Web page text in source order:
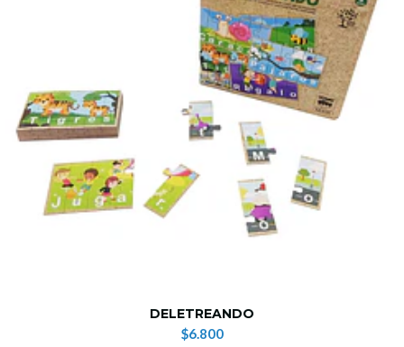
DELETREANDO
$6.800